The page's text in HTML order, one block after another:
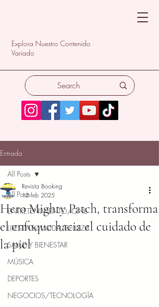
Explora Nuestro Contenido
Variado
Entrada
All Posts
ENTRETENIMIENTO/CINE
LIFESTYLE/MODA/BELLEZA
SALUD Y BIENESTAR
MÚSICA
DEPORTES
NEGOCIOS/TECNOLOGÍA
All Posts
Hero Mighty Patch, transforma
el enfoque hacia el cuidado de
la piel
Revista Booking
12 feb 2025